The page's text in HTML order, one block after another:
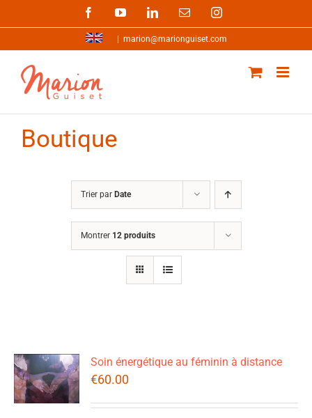
FacebookYouTubeLinkedInEmail Instagram
marion@marionguiset.com
Boutique
Trier par Date
Montrer 12 produits
Soin énergétique au féminin à distance
€60.00